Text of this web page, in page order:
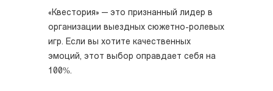
«Квестория» — это признанный лидер в
организации выездных сюжетно-ролевых
игр. Если вы хотите качественных
эмоций, этот выбор оправдает себя на
100%.